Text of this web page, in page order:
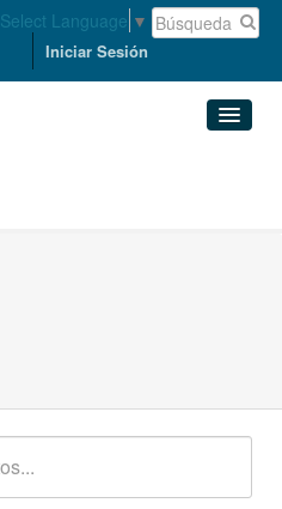
Select Language ▼
Iniciar Sesión